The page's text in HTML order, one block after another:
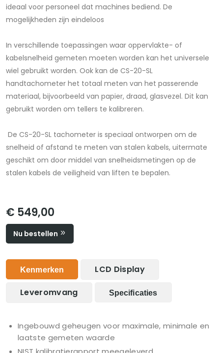
ideaal voor personeel dat machines bediend. De
mogelijkheden zijn eindeloos
In verschillende toepassingen waar oppervlakte- of
kabelsnelheid gemeten moeten worden kan het universele
wiel gebruikt worden. Ook kan de CS-20-SL
handtachometer het totaal meten van het passerende
materiaal, bijvoorbeeld van papier, draad, glasvezel. Dit kan
gebruikt worden om tellers te kalibreren.
De CS-20-SL tachometer is speciaal ontworpen om de
snelheid of afstand te meten van stalen kabels, uitermate
geschikt om door middel van snelheidsmetingen op de
stalen kabels de veiligheid van liften te bepalen.
€ 549,00
Nu bestellen
Kenmerken LCD Display
Leveromvang Specificaties
Ingebouwd geheugen voor maximale, minimale en
laatste gemeten waarde